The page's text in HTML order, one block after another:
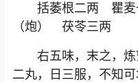
括萎根二两 瞿
（炮） 茯苓三两
右五味，末之，
二丸，日三服，不知